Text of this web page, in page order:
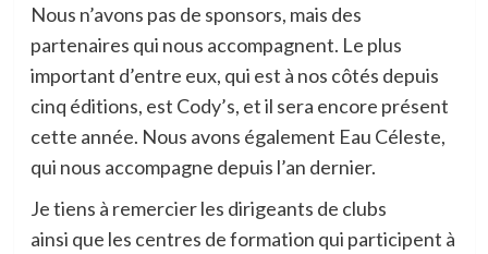
Nous n’avons pas de sponsors, mais des
partenaires qui nous accompagnent. Le plus
important d’entre eux, qui est à nos côtés depuis
cinq éditions, est Cody’s, et il sera encore présent
cette année. Nous avons également Eau Céleste,
qui nous accompagne depuis l’an dernier.
Je tiens à remercier les dirigeants de clubs
ainsi que les centres de formation qui participent à